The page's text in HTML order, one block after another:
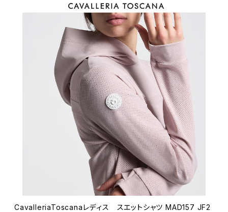
CavalleriaToscanaレディス スエットシャツ MAD157 JF2